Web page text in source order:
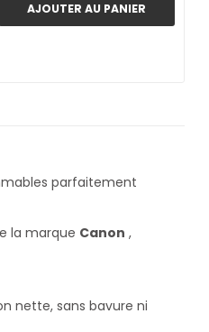
AJOUTER AU PANIER
parfaitement
la marque Canon ,
nette, sans bavure ni